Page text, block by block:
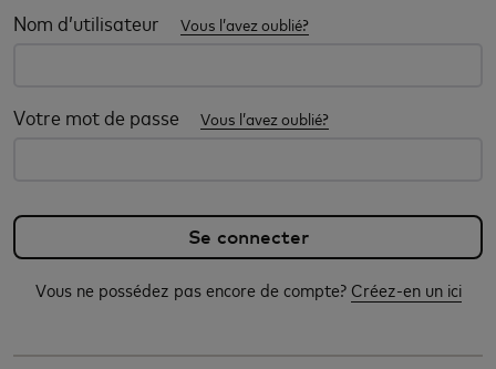
Nom d’utilisateur Vous l’avez oublié?
Votre mot de passe Vous l’avez oublié?
Vous ne possédez pas encore de compte? Créez-en un ici